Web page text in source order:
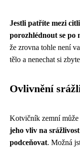
Jestli patříte mezi
porozhlédnout se po
že zrovna tohle není
tělo a nenechat si
Ovlivnění
Kotvičník zemní
jeho vliv na
podceňovat. Možná